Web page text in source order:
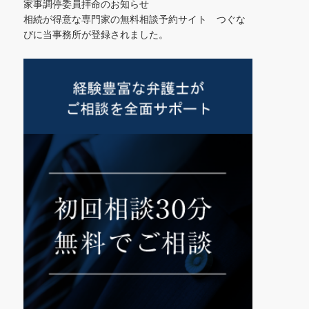
家事調停委員拝命のお知らせ
相続が得意な専門家の無料相談予約サイト つぐな
びに当事務所が登録されました。